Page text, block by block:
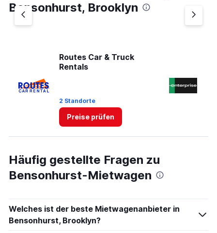
Bensonhurst, Brooklyn
Routes Car & Truck
Rentals
2 Standorte
Preise prüfen
Häufig gestellte Fragen zu
Bensonhurst-Mietwagen
Welches ist der beste Mietwagenanbieter in
Bensonhurst, Brooklyn?